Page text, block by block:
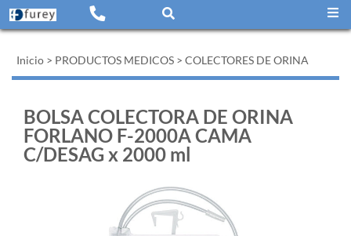
Inicio > PRODUCTOS MEDICOS > COLECTORES DE ORINA
BOLSA COLECTORA DE ORINA
FORLANO F-2000A CAMA
C/DESAG x 2000 ml